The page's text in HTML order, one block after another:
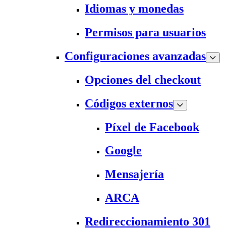
Idiomas y monedas
Permisos para usuarios
Configuraciones avanzadas
Opciones del checkout
Códigos externos
Píxel de Facebook
Google
Mensajería
ARCA
Redireccionamiento 301